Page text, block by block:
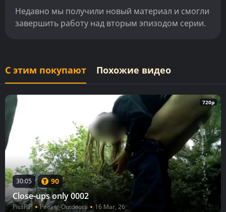
Недавно мы получили новый материал и смогли
завершить работу над вторым эпизодом серии.
С этим покупают Похожие видео
720p
30:05 90
Close-ups only 0002
PissRIP Peeing-Outdoors 16 Mar, 26